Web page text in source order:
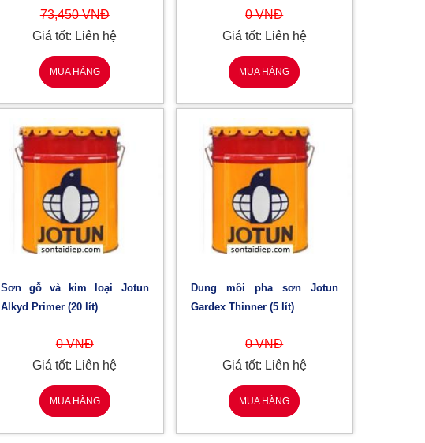
73,450 VNĐ
Giá tốt: Liên hệ
MUA HÀNG
0 VNĐ
Giá tốt: Liên hệ
MUA HÀNG
Sơn gỗ và kim loại Jotun
Alkyd Primer (20 lít)
0 VNĐ
Giá tốt: Liên hệ
MUA HÀNG
Dung môi pha sơn Jotun
Gardex Thinner (5 lít)
0 VNĐ
Giá tốt: Liên hệ
MUA HÀNG